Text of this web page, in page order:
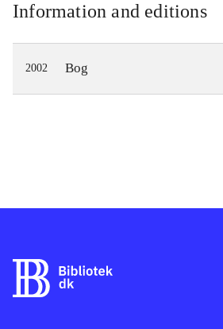
Information and editions
2002 Bog